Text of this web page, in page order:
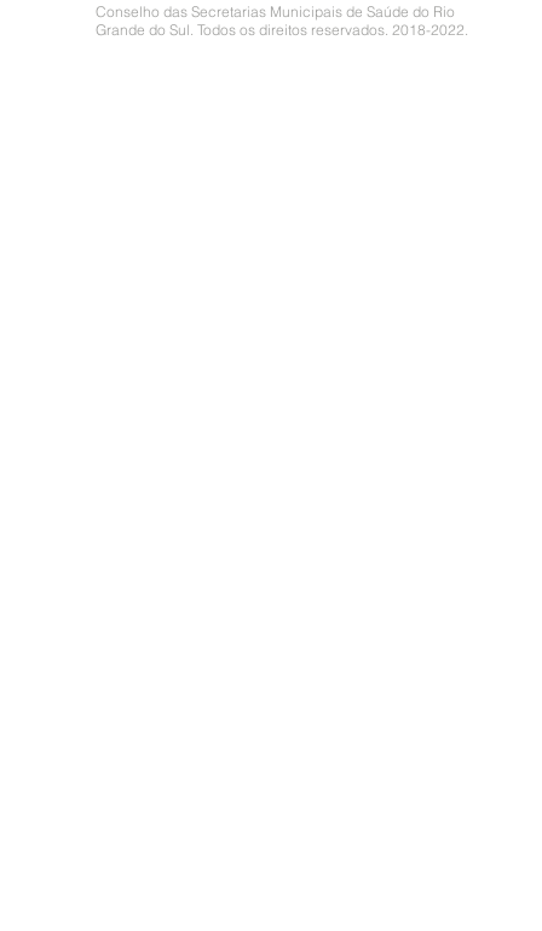
Conselho das Secretarias Municipais de Saúde do Rio
Grande do Sul. Todos os direitos reservados. 2018-2022.